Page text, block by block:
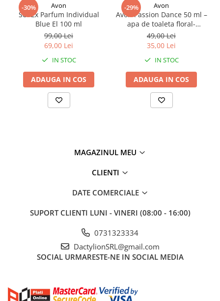
-30% Avon
Set 2x Parfum Individual
Blue El 100 ml
99,00 Lei
69,00 Lei
IN STOC
ADAUGA IN COS
-29% Avon
Avon Passion Dance 50 ml –
apa de toaleta floral-
orientala pentru femei, cu
note de mandarina,
iasomie, trandafir, mosc si
lemn de santal. Un parfum
senzual si vibrant, perfect
pentru femeia pasionala
49,00 Lei
35,00 Lei
IN STOC
ADAUGA IN COS
MAGAZINUL MEU
CLIENTI
DATE COMERCIALE
SUPORT CLIENTI LUNI - VINERI (08:00 - 16:00)
0731323334
DactylionSRL@gmail.com
SOCIAL URMARESTE-NE IN SOCIAL MEDIA